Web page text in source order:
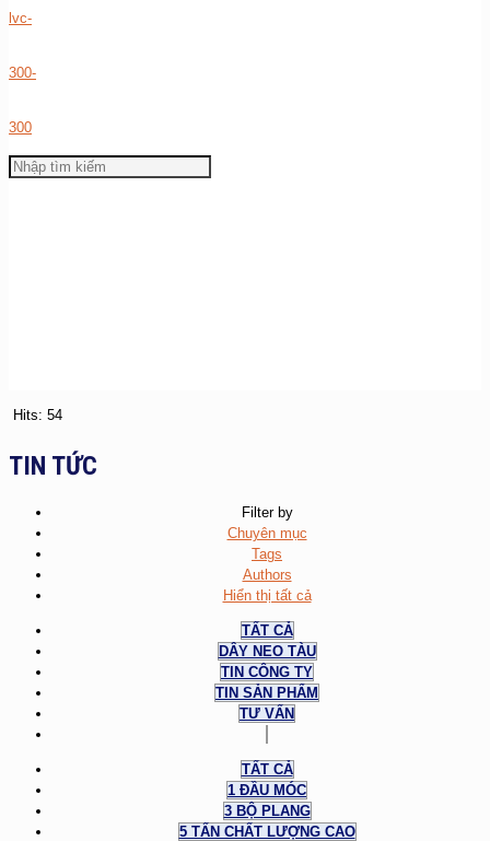
Hits: 54
TIN TỨC
Filter by
Chuyên mục
Tags
Authors
Hiển thị tất cả
TẤT CẢ
DÂY NEO TÀU
TIN CÔNG TY
TIN SẢN PHẨM
TƯ VẤN
TẤT CẢ
1 ĐẦU MÓC
3 BỘ PLANG
5 TẤN CHẤT LƯỢNG CAO